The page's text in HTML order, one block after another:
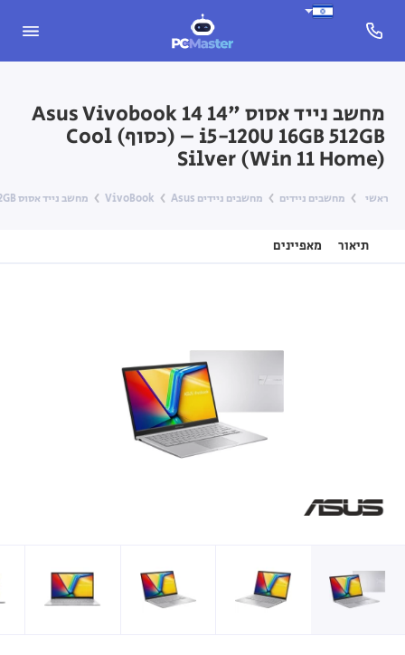
מחשב נייד אסוס Asus Vivobook 14 ‎14"‎
‎i5-120U ‎16GB‎ ‎512GB‎ – (כסוף) Cool
Silver (Win 11 Home)
ראשי מחשבים ניידים מחשבים ניידים Asus VivoBook מחשב נייד אסוס Asus Vivobook 14 ‎14"‎ ‎i5-120U ‎16GB‎ ‎512GB‎ – (כסוף) Cool Silver (Win 11 Home)
תיאור מאפיינים